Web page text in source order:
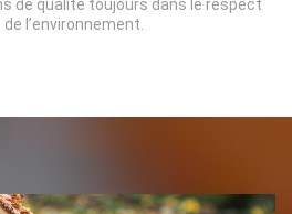
de qualité toujours dans le respect
l’environnement.